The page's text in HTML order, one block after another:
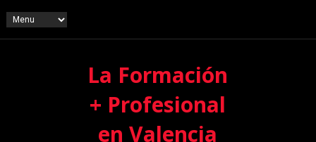
La Formación
+ Profesional
en Valencia